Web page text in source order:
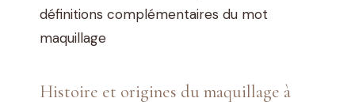
définitions complémentaires du mot
maquillage
Histoire et origines du maquillage à